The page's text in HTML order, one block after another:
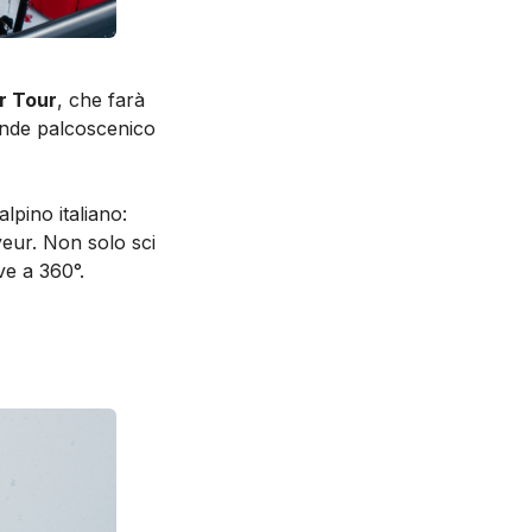
Tour, che farà
palcoscenico
italiano:
Non solo sci
a 360°.